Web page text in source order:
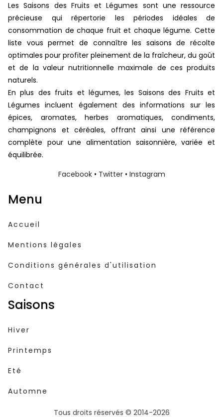
Les Saisons des Fruits et Légumes sont une ressource
précieuse qui répertorie les périodes idéales de
consommation de chaque fruit et chaque légume. Cette
liste vous permet de connaître les saisons de récolte
optimales pour profiter pleinement de la fraîcheur, du goût
et de la valeur nutritionnelle maximale de ces produits
naturels.
En plus des fruits et légumes, les Saisons des Fruits et
Légumes incluent également des informations sur les
épices, aromates, herbes aromatiques, condiments,
champignons et céréales, offrant ainsi une référence
complète pour une alimentation saisonnière, variée et
équilibrée.
Facebook• Twitter• Instagram
Menu
Accueil
Mentions légales
Conditions générales d'utilisation
Contact
Saisons
Hiver
Printemps
Eté
Automne
Tous droits réservés © 2014-2026